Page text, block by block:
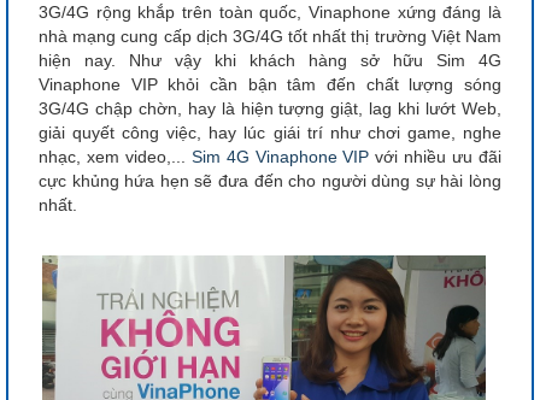
3G/4G rộng khắp trên toàn quốc, Vinaphone xứng đáng là
nhà mạng cung cấp dịch 3G/4G tốt nhất thị trường Việt Nam
hiện nay. Như vậy khi khách hàng sở hữu Sim 4G
Vinaphone VIP khỏi cần bận tâm đến chất lượng sóng
3G/4G chập chờn, hay là hiện tượng giật, lag khi lướt Web,
giải quyết công việc, hay lúc giái trí như chơi game, nghe
nhạc, xem video,... Sim 4G Vinaphone VIP với nhiều ưu đãi
cực khủng hứa hẹn sẽ đưa đến cho người dùng sự hài lòng
nhất.